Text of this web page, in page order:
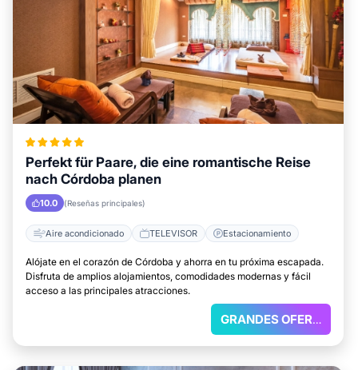
Perfekt für Paare, die eine romantische Reise
nach Córdoba planen
10.0 (Reseñas principales)
Aire acondicionado TELEVISOR Estacionamiento
Alójate en el corazón de Córdoba y ahorra en tu próxima escapada.
Disfruta de amplios alojamientos, comodidades modernas y fácil
acceso a las principales atracciones.
GRANDES OFERTAS